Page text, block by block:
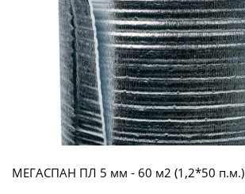
МЕГАСПАН ПЛ 5 мм - 60 м2 (1,2*50 п.м.)